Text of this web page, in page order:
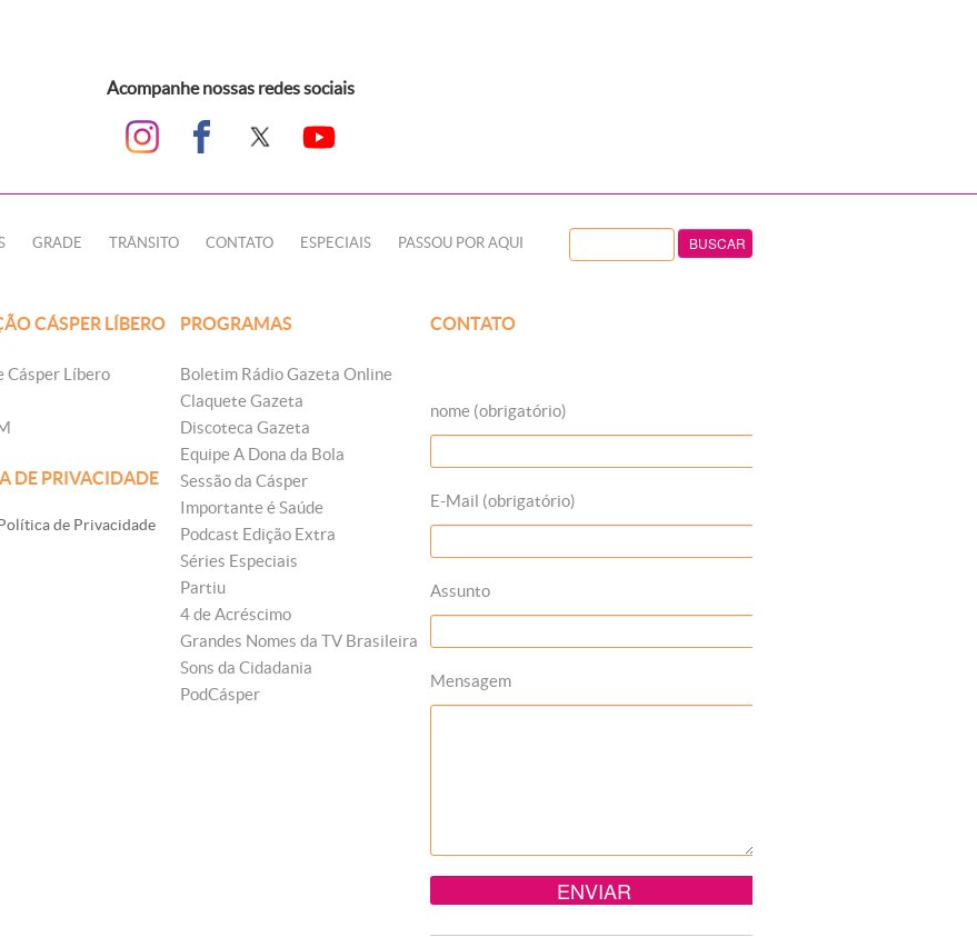
Acompanhe nossas redes sociais
GRADE TRÂNSITO CONTATO ESPECIAIS PASSOU POR AQUI
CÁSPER LÍBERO
Cásper Líbero
DE PRIVACIDADE
de Privacidade
PROGRAMAS
Boletim Rádio Gazeta Online
Claquete Gazeta
Discoteca Gazeta
Equipe A Dona da Bola
Sessão da Cásper
Importante é Saúde
Podcast Edição Extra
Séries Especiais
Partiu
4 de Acréscimo
Grandes Nomes da TV Brasileira
Sons da Cidadania
PodCásper
CONTATO
nome (obrigatório)
E-Mail (obrigatório)
Assunto
Mensagem